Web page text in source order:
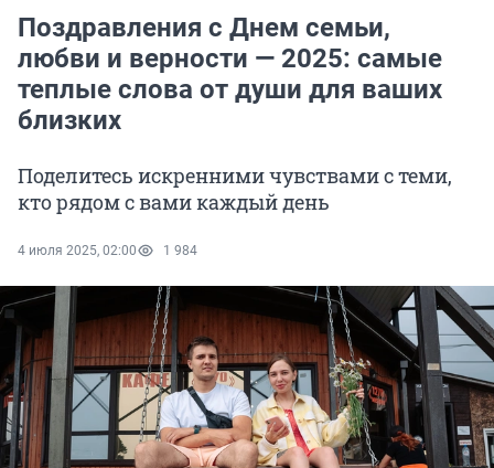
Поздравления с Днем семьи,
любви и верности — 2025: самые
теплые слова от души для ваших
близких
Поделитесь искренними чувствами с теми,
кто рядом с вами каждый день
4 июля 2025, 02:00 1 984